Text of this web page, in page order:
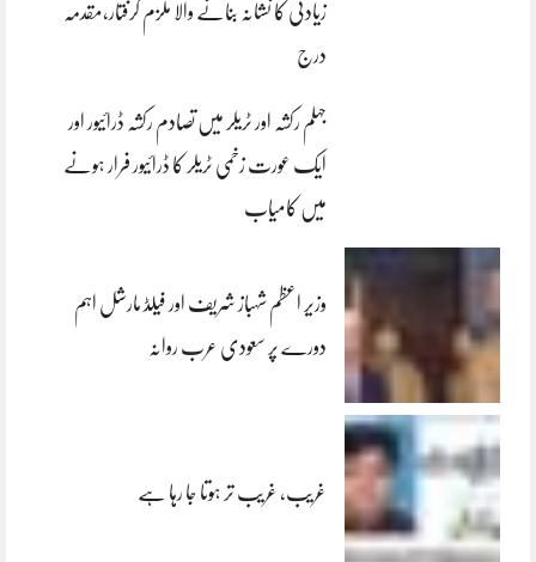
زیادتی کا نشانہ بنانے والا ملزم گرفتار،مقدمہ
درج
جہلم رکشہ اور ٹریلر میں تصادم رکشہ ڈرائیور اور
ایک عورت زخمی ٹریلر کا ڈرائیور فرار ہونے
میں کامیاب
وزیر اعظم شہباز شریف اور فیلڈ مارشل اہم
دورے پر سعودی عرب روانہ
غریب، غریب تر ہوتا جا رہا ہے